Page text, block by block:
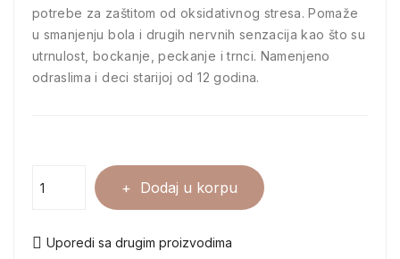
potrebe za zaštitom od oksidativnog stresa. Pomaže
u smanjenju bola i drugih nervnih senzacija kao što su
utrnulost, bockanje, peckanje i trnci. Namenjeno
odraslima i deci starijoj od 12 godina.
Dodaj u korpu
Uporedi sa drugim proizvodima